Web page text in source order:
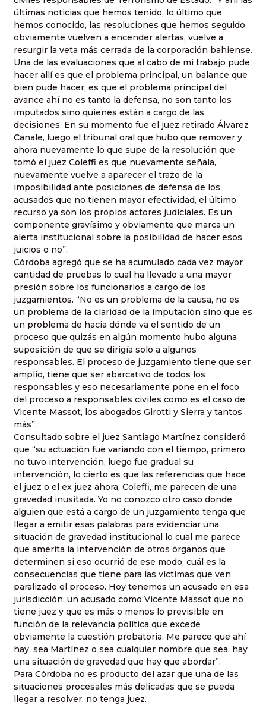
últimas noticias que hemos tenido, lo último que
hemos conocido, las resoluciones que hemos seguido,
obviamente vuelven a encender alertas, vuelve a
resurgir la veta más cerrada de la corporación bahiense.
Una de las evaluaciones que al cabo de mi trabajo pude
hacer allí es que el problema principal, un balance que
bien pude hacer, es que el problema principal del
avance ahí no es tanto la defensa, no son tanto los
imputados sino quienes están a cargo de las
decisiones. En su momento fue el juez retirado Álvarez
Canale, luego el tribunal oral que hubo que remover y
ahora nuevamente lo que supe de la resolución que
tomó el juez Coleffi es que nuevamente señala,
nuevamente vuelve a aparecer el trazo de la
imposibilidad ante posiciones de defensa de los
acusados que no tienen mayor efectividad, el último
recurso ya son los propios actores judiciales. Es un
componente gravísimo y obviamente que marca un
alerta institucional sobre la posibilidad de hacer esos
juicios o no”.
Córdoba agregó que se ha acumulado cada vez mayor
cantidad de pruebas lo cual ha llevado a una mayor
presión sobre los funcionarios a cargo de los
juzgamientos. “No es un problema de la causa, no es
un problema de la claridad de la imputación sino que es
un problema de hacia dónde va el sentido de un
proceso que quizás en algún momento hubo alguna
suposición de que se dirigía solo a algunos
responsables. El proceso de juzgamiento tiene que ser
amplio, tiene que ser abarcativo de todos los
responsables y eso necesariamente pone en el foco
del proceso a responsables civiles como es el caso de
Vicente Massot, los abogados Girotti y Sierra y tantos
más”.
Consultado sobre el juez Santiago Martínez consideró
que “su actuación fue variando con el tiempo, primero
no tuvo intervención, luego fue gradual su
intervención, lo cierto es que las referencias que hace
el juez o el ex juez ahora, Coleffi, me parecen de una
gravedad inusitada. Yo no conozco otro caso donde
alguien que está a cargo de un juzgamiento tenga que
llegar a emitir esas palabras para evidenciar una
situación de gravedad institucional lo cual me parece
que amerita la intervención de otros órganos que
determinen si eso ocurrió de ese modo, cuál es la
consecuencias que tiene para las víctimas que ven
paralizado el proceso. Hoy tenemos un acusado en esa
jurisdicción, un acusado como Vicente Massot que no
tiene juez y que es más o menos lo previsible en
función de la relevancia política que excede
obviamente la cuestión probatoria. Me parece que ahí
hay, sea Martínez o sea cualquier nombre que sea, hay
una situación de gravedad que hay que abordar”.
Para Córdoba no es producto del azar que una de las
situaciones procesales más delicadas que se pueda
llegar a resolver, no tenga juez.